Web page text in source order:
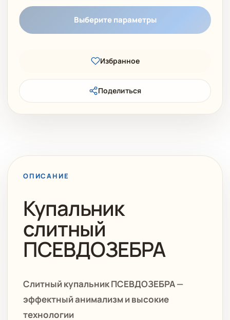
Выберите параметры
Избранное
Поделиться
ОПИСАНИЕ
Купальник
слитный
ПСЕВДОЗЕБРА
Слитный купальник ПСЕВДОЗЕБРА —
эффектный анимализм и высокие
технологии